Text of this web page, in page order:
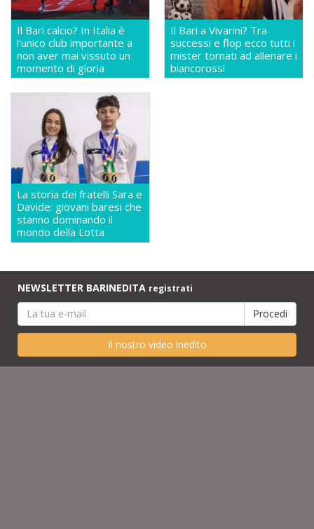
Il Bari calcio? In Italia è
l'unico club importante a
non aver mai vissuto un
momento di gloria
Il Bari a Vivarini? Tra
successi e flop ecco tutti i
mister tornati ad allenare i
biancorossi
La storia dei fratelli Sara e
Davide: giovani baresi che
stanno dominando il
mondo della Lotta
NEWSLETTER BARINEDITA registrati
Il nostro video inedito